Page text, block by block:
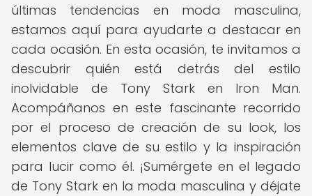
últimas tendencias en moda masculina,
estamos aquí para ayudarte a destacar en
cada ocasión. En esta ocasión, te invitamos a
descubrir quién está detrás del estilo
inolvidable de Tony Stark en Iron Man.
Acompáñanos en este fascinante recorrido
por el proceso de creación de su look, los
elementos clave de su estilo y la inspiración
para lucir como él. ¡Sumérgete en el legado
de Tony Stark en la moda masculina y déjate